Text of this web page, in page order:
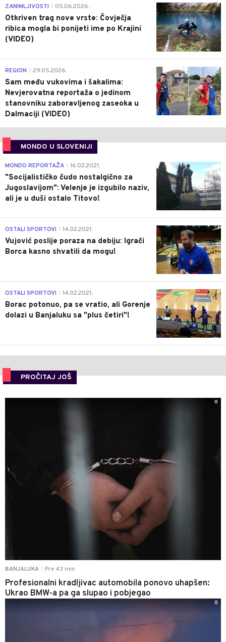
0
ZANIMLJIVOSTI 05.06.2026.
Otkriven trag nove vrste: Čovječja
ribica mogla bi ponijeti ime po Krajini
(VIDEO)
0
REGION 29.05.2026.
Sam među vukovima i šakalima:
Nevjerovatna reportaža o jedinom
stanovniku zaboravljenog zaseoka u
Dalmaciji (VIDEO)
MONDO U SLOVENIJI
4
MONDO REPORTAŽA 16.02.2021.
"Socijalističko čudo nostalgično za
Jugoslavijom": Velenje je izgubilo naziv,
ali je u duši ostalo Titovo!
1
OSTALI SPORTOVI 14.02.2021.
Vujović poslije poraza na debiju: Igrači
Borca kasno shvatili da mogu!
3
OSTALI SPORTOVI 14.02.2021.
Borac potonuo, pa se vratio, ali Gorenje
dolazi u Banjaluku sa "plus četiri"!
PROČITAJ JOŠ
BANJALUKA Pre 43 min
Profesionalni kradljivac automobila ponovo uhapšen:
Ukrao BMW-a pa ga slupao i pobjegao
0
0